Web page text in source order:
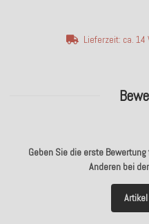
Geben Sie die erste
Anderen bei
Lieferzeit: ca. 14